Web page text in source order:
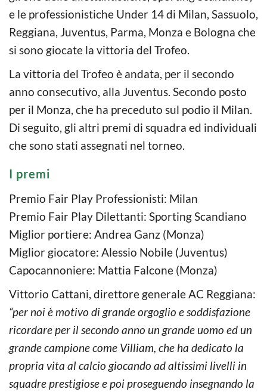
e le professionistiche Under 14 di Milan, Sassuolo,
Reggiana, Juventus, Parma, Monza e Bologna che
si sono giocate la vittoria del Trofeo.
La vittoria del Trofeo è andata, per il secondo
anno consecutivo, alla Juventus. Secondo posto
per il Monza, che ha preceduto sul podio il Milan.
Di seguito, gli altri premi di squadra ed individuali
che sono stati assegnati nel torneo.
I premi
Premio Fair Play Professionisti: Milan
Premio Fair Play Dilettanti: Sporting Scandiano
Miglior portiere: Andrea Ganz (Monza)
Miglior giocatore: Alessio Nobile (Juventus)
Capocannoniere: Mattia Falcone (Monza)
Vittorio Cattani, direttore generale AC Reggiana:
“per noi è motivo di grande orgoglio e soddisfazione
ricordare per il secondo anno un grande uomo ed un
grande campione come Villiam, che ha dedicato la
propria vita al calcio giocando ad altissimi livelli in
squadre prestigiose e poi proseguendo insegnando la